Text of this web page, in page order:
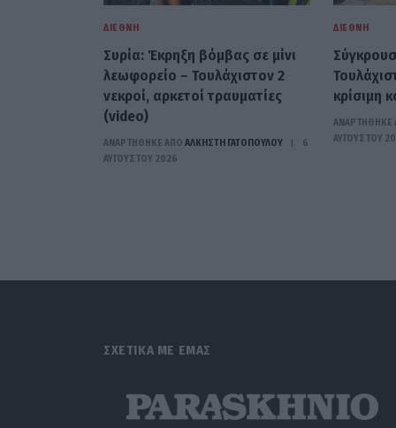
ΔΙΕΘΝΉ
Συρία: Έκρηξη βόμβας σε μίνι
λεωφορείο – Τουλάχιστον 2
νεκροί, αρκετοί τραυματίες
(video)
ΑΝΑΡΤΗΘΗΚΕ ΑΠΟ ΆΛΚΗΣΤΗ ΓΑΤΟΠΟΎΛΟΥ
6
ΑΥΓΟΎΣΤΟΥ 2026
ΔΙΕΘΝΉ
κρίσιμη
ΑΝΑΡΤΗΘΗΚΕ
ΑΥΓΟΎΣΤΟΥ
ΣΧΕΤΙΚΑ ΜΕ ΕΜΑΣ